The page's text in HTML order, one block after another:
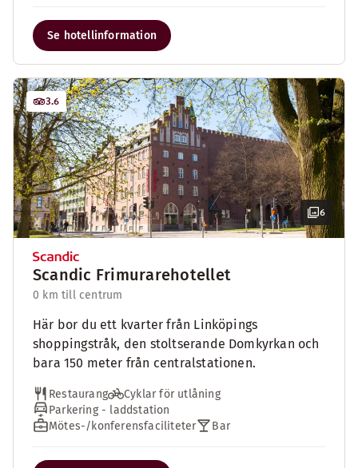
Se hotellinformation
6
3.6
Scandic Frimurarehotellet
0 km till centrum
Här bor du ett kvarter från Linköpings
shoppingstråk, den stoltserande Domkyrkan och
bara 150 meter från centralstationen.
Restaurang
Cyklar för utlåning
Parkering - laddstation
Mötes-/konferensfaciliteter
Bar